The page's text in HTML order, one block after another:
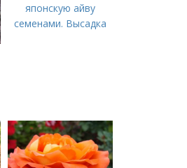
японскую айву
семенами. Высадка